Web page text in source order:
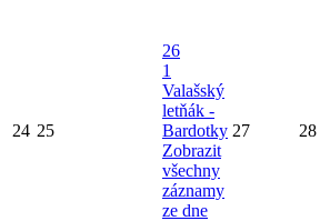
24 25
26
1
Valašský
letňák -
Bardotky
Zobrazit
všechny
záznamy
ze dne
27 28